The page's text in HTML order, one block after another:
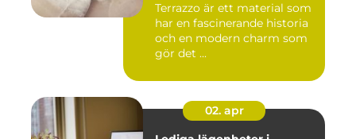
Terrazzo är ett material som
har en fascinerande historia
och en modern charm som
gör det ...
02. apr